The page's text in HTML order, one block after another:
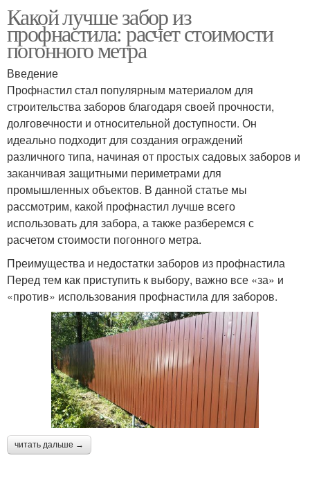
Какой лучше забор из
профнастила: расчет стоимости
погонного метра
Введение
Профнастил стал популярным материалом для
строительства заборов благодаря своей прочности,
долговечности и относительной доступности. Он
идеально подходит для создания ограждений
различного типа, начиная от простых садовых заборов и
заканчивая защитными периметрами для
промышленных объектов. В данной статье мы
рассмотрим, какой профнастил лучше всего
использовать для забора, а также разберемся с
расчетом стоимости погонного метра.
Преимущества и недостатки заборов из профнастила
Перед тем как приступить к выбору, важно все «за» и
«против» использования профнастила для заборов.
читать дальше →